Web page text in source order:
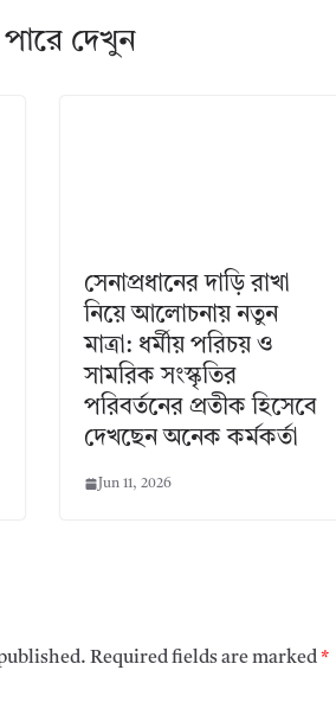
দেখুন
সেনাপ্রধানের দাড়ি রাখা
নিয়ে আলোচনায় নতুন
মাত্রা: ধর্মীয় পরিচয় ও
সামরিক সংস্কৃতির
পরিবর্তনের প্রতীক হিসেবে
দেখছেন অনেক কর্মকর্তা
Jun 11, 2026
Required fields are marked*